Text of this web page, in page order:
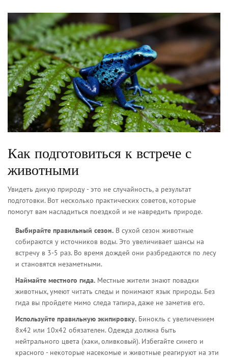
Как подготовиться к встрече с
животными
Увидеть дикую природу - это не случайность, а результат
подготовки. Вот несколько практических советов, которые
помогут вам насладиться поездкой и не навредить природе.
Выбирайте правильный сезон. В сухой сезон животные
собираются у источников воды. Это увеличивает шансы на
встречу в 3-5 раз. Во время дождей они разбредаются по лесу
и становятся незаметными.
Наймайте местного гида. Местные жители знают повадки
животных, умеют читать следы и понимают язык природы. Без
гида вы пройдете мимо следа тапира, даже не заметив его.
Используйте правильную экипировку. Бинокль с увеличением
8x42 или 10x42 обязателен. Одежда должна быть
нейтрального цвета (хаки, оливковый). Избегайте синего и
красного - некоторые насекомые и животные реагируют на эти